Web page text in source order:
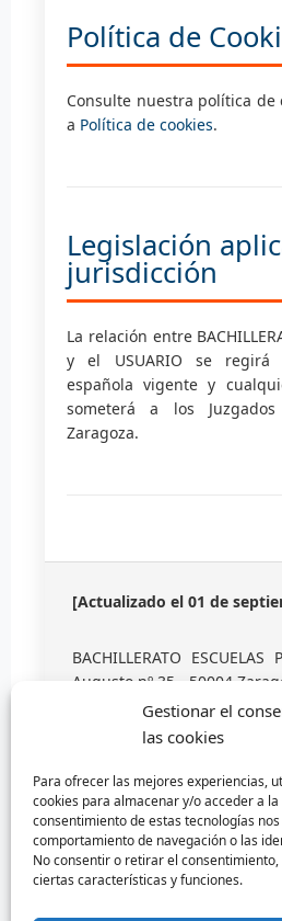
Gestionar el
las cookies
Para ofrecer las mejores experiencias,
cookies para almacenar y/o acceder a
consentimiento de estas tecnologías
comportamiento de navegación o las
No consentir o retirar el
ciertas características y funciones.
Política de
Consulte nuestra política de
a Política de cookies.
Legislación
jurisdicción
La relación entre
y el USUARIO se regirá
española vigente y
someterá a los
Zaragoza.
[Actualizado el 01 de
BACHILLERATO
Augusto nº 35 - 50004